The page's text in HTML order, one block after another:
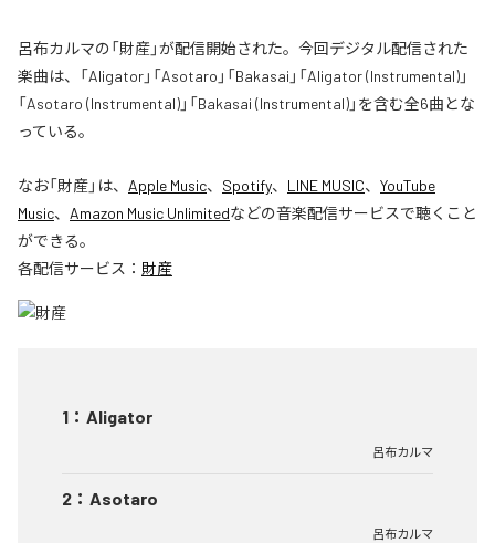
呂布カルマの「財産」が配信開始された。今回デジタル配信された
楽曲は、「Aligator」「Asotaro」「Bakasai」「Aligator (Instrumental)」
「Asotaro (Instrumental)」「Bakasai (Instrumental)」を含む全6曲とな
っている。
なお「財産」は、 Apple Music、 Spotify、 LINE MUSIC、 YouTube
Music、 Amazon Music Unlimitedなどの音楽配信サービスで聴くこと
ができる。
各配信サービス： 財産
1 ： Aligator
呂布カルマ
2 ： Asotaro
呂布カルマ